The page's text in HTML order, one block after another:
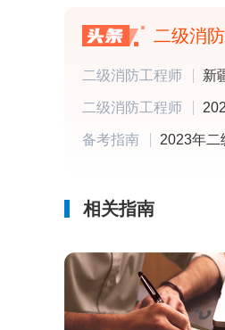
二级消防工程师
二级消防工程师
备考指南 2023年二
相关指南